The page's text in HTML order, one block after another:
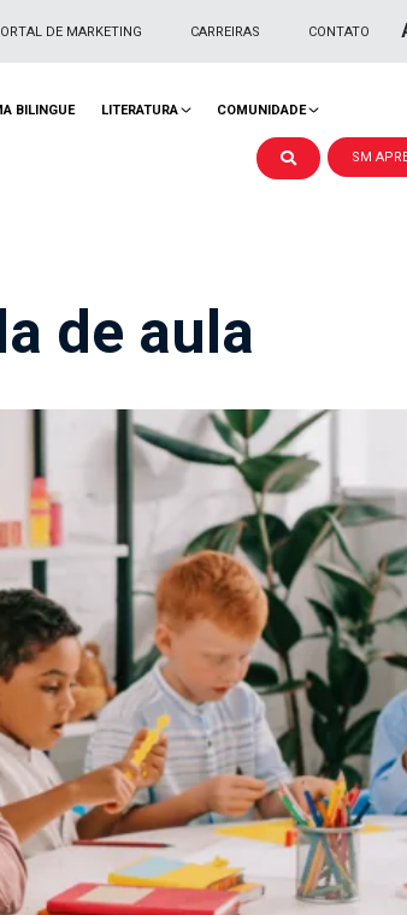
DE MARKETING CARREIRAS CONTATO
BILINGUE LITERATURA COMUNIDADE
SM
de aula